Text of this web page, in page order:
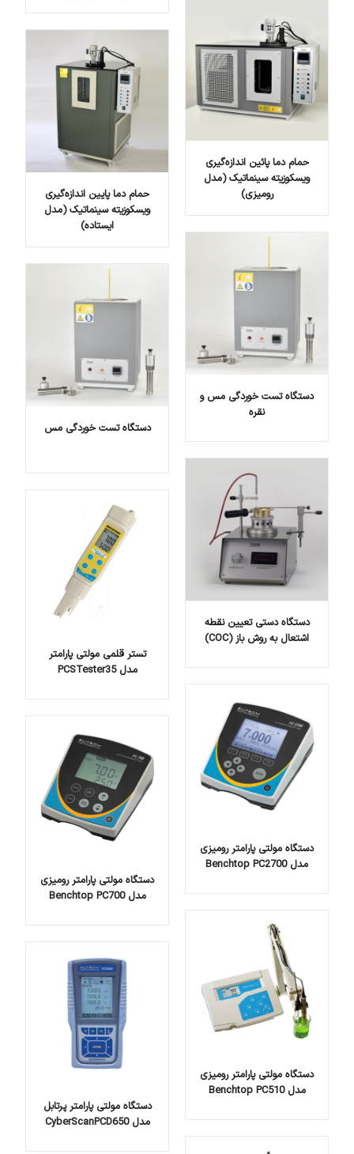
حمام دما پائین اندازه‌گیری
ویسکوزیته سینماتیک (مدل
رومیزی)
حمام دما پایین اندازه‌گیری
ویسکوزیته سینماتیک (مدل
ایستاده)
دستگاه تست خوردگی مس و
نقره
دستگاه تست خوردگی مس
دستگاه دستی تعیین نقطه
اشتعال به روش باز (COC)
تستر قلمی مولتی پارامتر
مدل PCSTester35
دستگاه مولتی پارامتر رومیزی
مدل Benchtop PC2700
دستگاه مولتی پارامتر رومیزی
مدل Benchtop PC700
دستگاه مولتی پارامتر رومیزی
مدل Benchtop PC510
دستگاه مولتی پارامتر پرتابل
مدل CyberScanPCD650